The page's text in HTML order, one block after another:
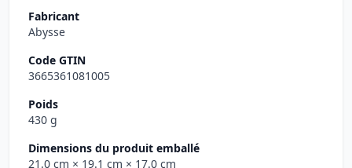
Fabricant
Abysse
Code GTIN
3665361081005
Poids
430 g
Dimensions du produit emballé
21.0 cm × 19.1 cm × 17.0 cm